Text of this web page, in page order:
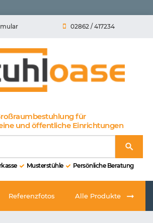
02862 / 417234
für
und öffentliche Einrichtungen
Musterstühle Persönliche Beratung
Referenzfotos Alle Produkte